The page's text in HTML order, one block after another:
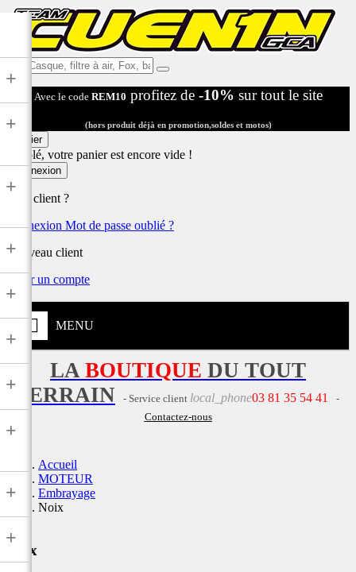
Ex:
Casque,
filtre
air,
Fox,
...
Avec le code REM10 profitez de -10% sur tout le site
(hors produit déjà en promotion,soldes et motos)
Panier
Désolé, votre panier est encore vide !
Connexion
Déjà client ?
Connexion Mot de passe oublié ?
Nouveau client
Créer un compte
MENU
+
+
+
+
+
+
+
+
+
+
LA BOUTIQUE DU TOUT
TERRAIN
- Service client local_phone03 81 35 54 41
-
Contactez-nous
Accueil
MOTEUR
Embrayage
Noix
Noix